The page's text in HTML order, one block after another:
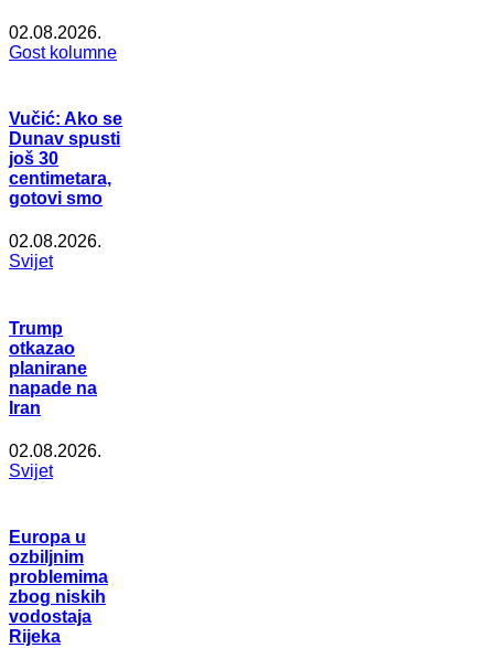
02.08.2026.
Gost kolumne
Vučić: Ako se
Dunav spusti
još 30
centimetara,
gotovi smo
02.08.2026.
Svijet
Trump
otkazao
planirane
napade na
Iran
02.08.2026.
Svijet
Europa u
ozbiljnim
problemima
zbog niskih
vodostaja
Rijeka